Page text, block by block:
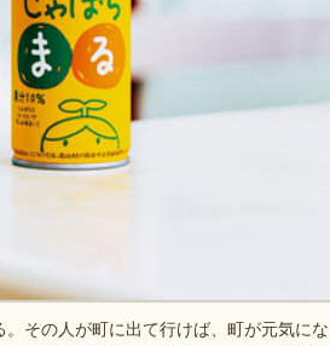
。その人が町に出て行けば、町が元気に